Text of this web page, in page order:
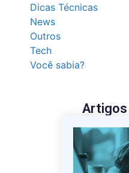
Dicas Técnicas
News
Outros
Tech
Você sabia?
Artigos